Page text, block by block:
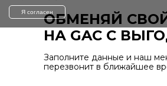
ОБМЕНЯЙ
НА GAC С
Заполните данные и наш
перезвонит в ближайшее
Я согласен